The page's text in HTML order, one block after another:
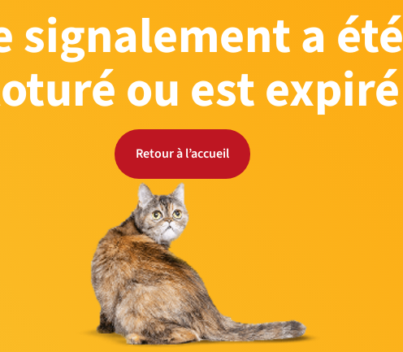
signalement a été
ou est expiré
Retour à l’accueil